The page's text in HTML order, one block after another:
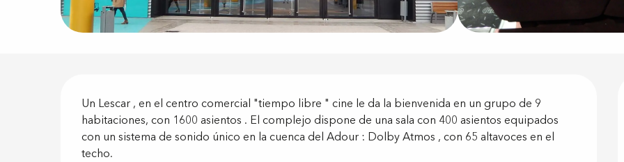
Descripción
Un Lescar , en el centro comercial "tiempo libre " cine le da la bienvenida en un grupo de 9
habitaciones, con 1600 asientos . El complejo dispone de una sala con 400 asientos equipados
con un sistema de sonido único en la cuenca del Adour : Dolby Atmos , con 65 altavoces en el
techo.